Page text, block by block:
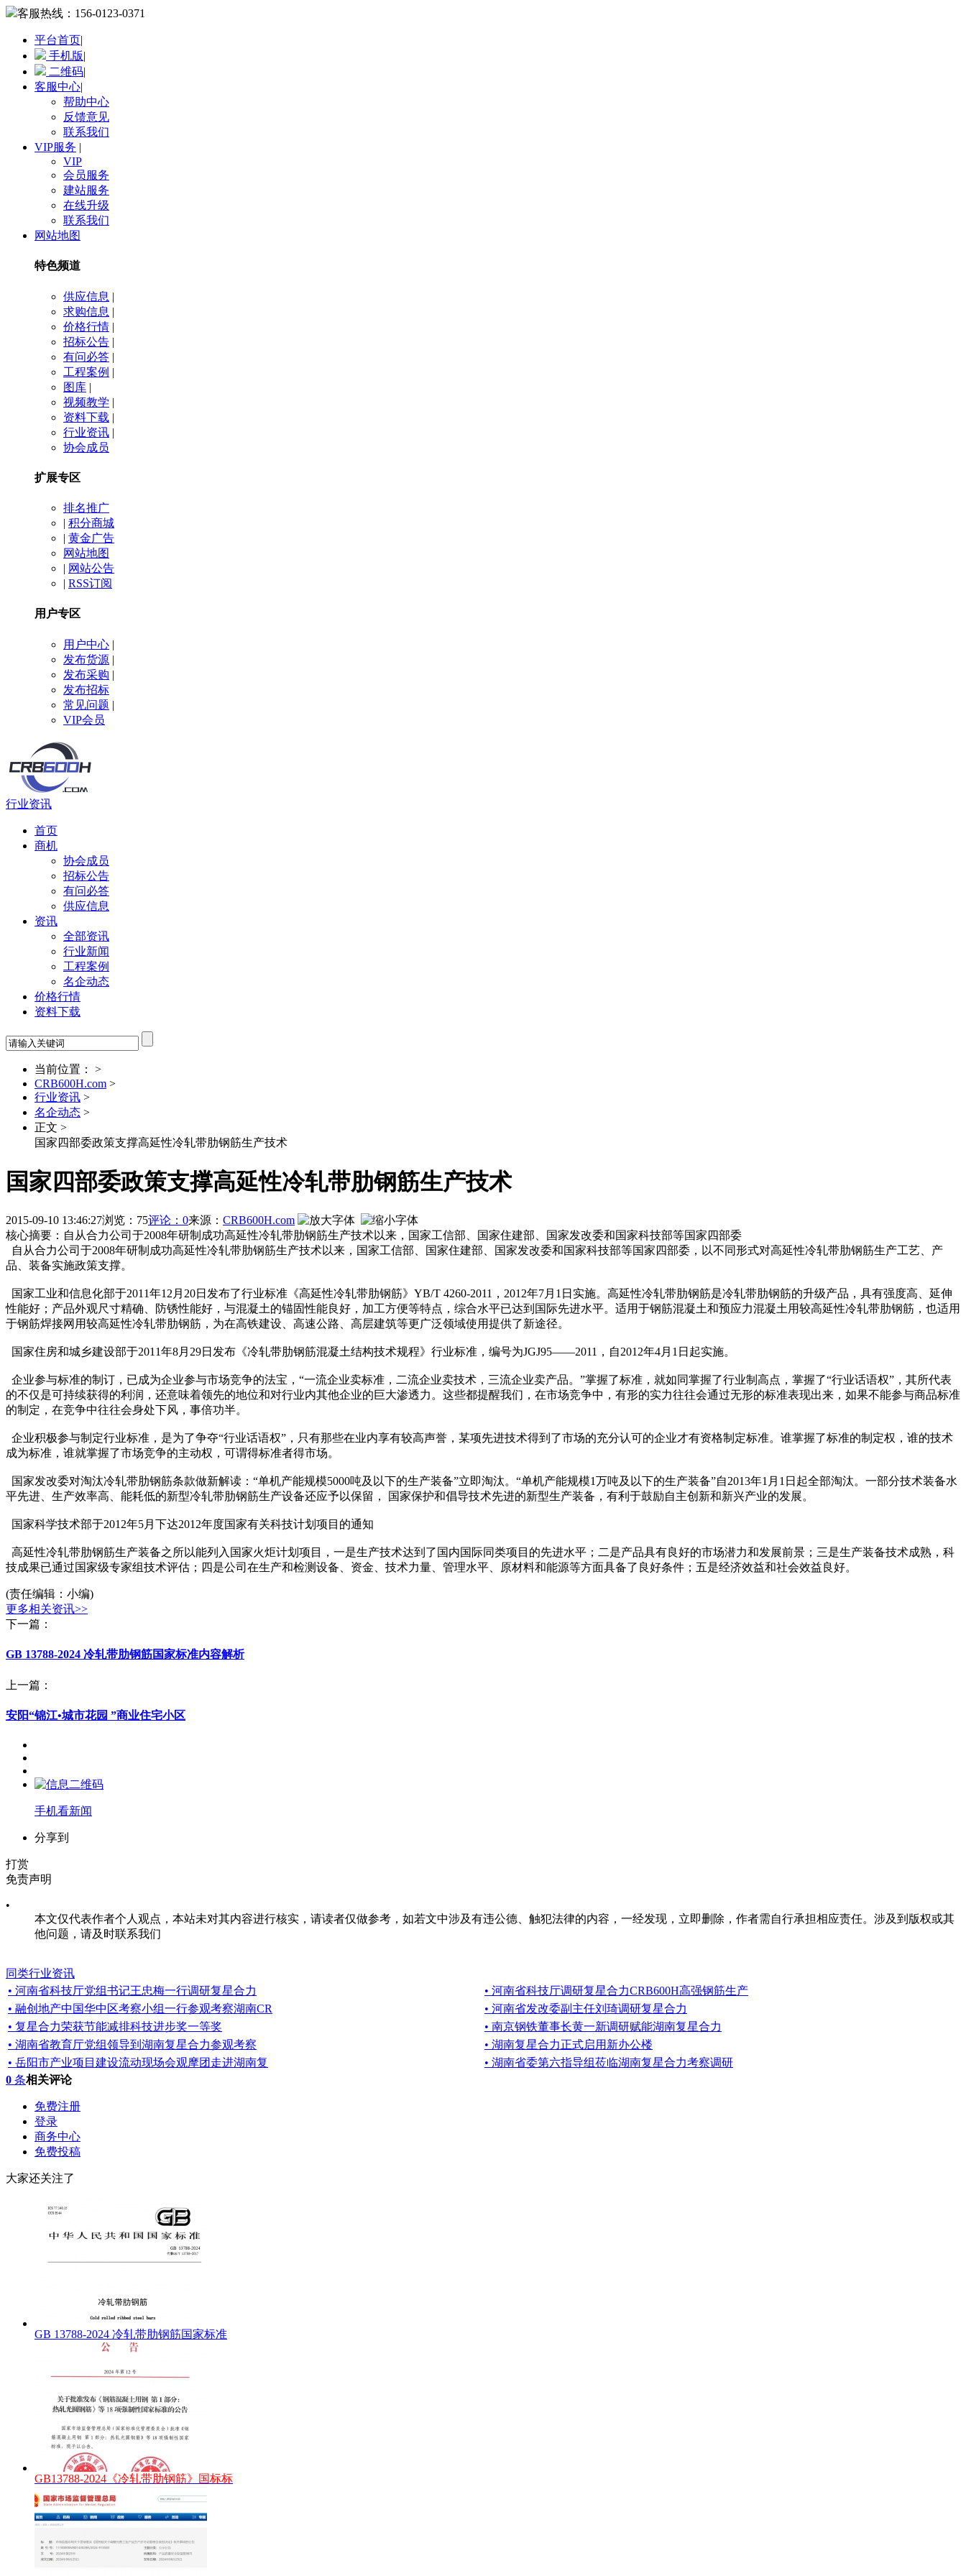
客服热线： 156-0123-0371
平台首页|
手机版|
二维码|
客服中心|
帮助中心
反馈意见
联系我们
VIP服务 |
VIP
会员服务
建站服务
在线升级
联系我们
网站地图
特色频道
供应信息 |
求购信息 |
价格行情 |
招标公告 |
有问必答 |
工程案例 |
图库 |
视频教学 |
资料下载 |
行业资讯 |
协会成员
扩展专区
排名推广
| 积分商城
| 黄金广告
网站地图
| 网站公告
| RSS订阅
用户专区
用户中心 |
发布货源 |
发布采购 |
发布招标
常见问题 |
VIP会员
行业资讯
首页
商机
协会成员
招标公告
有问必答
供应信息
资讯
全部资讯
行业新闻
工程案例
名企动态
价格行情
资料下载
当前位置： >
CRB600H.com >
行业资讯 >
名企动态 >
正文 >
国家四部委政策支撑高延性冷轧带肋钢筋生产技术
国家四部委政策支撑高延性冷轧带肋钢筋生产技术
2015-09-10 13:46:27浏览：75评论：0来源： CRB600H.com
核心摘要：自从合力公司于2008年研制成功高延性冷轧带肋钢筋生产技术以来，国家工信部、国家住建部、国家发改委和国家科技部等国家四部委
自从合力公司于2008年研制成功高延性冷轧带肋钢筋生产技术以来，国家工信部、国家住建部、国家发改委和国家科技部等国家四部委，以不同形式对高延性冷轧带肋钢筋生产工艺、产
品、装备实施政策支撑。
国家工业和信息化部于2011年12月20日发布了行业标准《高延性冷轧带肋钢筋》YB/T 4260-2011，2012年7月1日实施。高延性冷轧带肋钢筋是冷轧带肋钢筋的升级产品，具有强度高、延伸
性能好；产品外观尺寸精确、防锈性能好，与混凝土的锚固性能良好，加工方便等特点，综合水平已达到国际先进水平。适用于钢筋混凝土和预应力混凝土用较高延性冷轧带肋钢筋，也适用
于钢筋焊接网用较高延性冷轧带肋钢筋，为在高铁建设、高速公路、高层建筑等更广泛领域使用提供了新途径。
国家住房和城乡建设部于2011年8月29日发布《冷轧带肋钢筋混凝土结构技术规程》行业标准，编号为JGJ95——2011，自2012年4月1日起实施。
企业参与标准的制订，已成为企业参与市场竞争的法宝，“一流企业卖标准，二流企业卖技术，三流企业卖产品。”掌握了标准，就如同掌握了行业制高点，掌握了“行业话语权”，其所代表
的不仅是可持续获得的利润，还意味着领先的地位和对行业内其他企业的巨大渗透力。这些都提醒我们，在市场竞争中，有形的实力往往会通过无形的标准表现出来，如果不能参与商品标准
的制定，在竞争中往往会身处下风，事倍功半。
企业积极参与制定行业标准，是为了争夺“行业话语权”，只有那些在业内享有较高声誉，某项先进技术得到了市场的充分认可的企业才有资格制定标准。谁掌握了标准的制定权，谁的技术
成为标准，谁就掌握了市场竞争的主动权，可谓得标准者得市场。
国家发改委对淘汰冷轧带肋钢筋条款做新解读：“单机产能规模5000吨及以下的生产装备”立即淘汰。“单机产能规模1万吨及以下的生产装备”自2013年1月1日起全部淘汰。一部分技术装备水
平先进、生产效率高、能耗低的新型冷轧带肋钢筋生产设备还应予以保留， 国家保护和倡导技术先进的新型生产装备，有利于鼓励自主创新和新兴产业的发展。
国家科学技术部于2012年5月下达2012年度国家有关科技计划项目的通知
高延性冷轧带肋钢筋生产装备之所以能列入国家火炬计划项目，一是生产技术达到了国内国际同类项目的先进水平；二是产品具有良好的市场潜力和发展前景；三是生产装备技术成熟，科
技成果已通过国家级专家组技术评估；四是公司在生产和检测设备、资金、技术力量、管理水平、原材料和能源等方面具备了良好条件；五是经济效益和社会效益良好。
(责任编辑：小编)
更多相关资讯>>
下一篇：
GB 13788-2024 冷轧带肋钢筋国家标准内容解析
上一篇：
安阳“锦江•城市花园 ”商业住宅小区
手机看新闻
分享到
打赏
免责声明
•
本文仅代表作者个人观点，本站未对其内容进行核实，请读者仅做参考，如若文中涉及有违公德、触犯法律的内容，一经发现，立即删除，作者需自行承担相应责任。涉及到版权或其
他问题，请及时联系我们
同类行业资讯
• 河南省科技厅党组书记王忠梅一行调研复星合力
• 河南省科技厅调研复星合力CRB600H高强钢筋生产
• 融创地产中国华中区考察小组一行参观考察湖南CR
• 河南省发改委副主任刘琦调研复星合力
• 复星合力荣获节能减排科技进步奖一等奖
• 南京钢铁董事长黄一新调研赋能湖南复星合力
• 湖南省教育厅党组领导到湖南复星合力参观考察
• 湖南复星合力正式启用新办公楼
• 岳阳市产业项目建设流动现场会观摩团走进湖南复
• 湖南省委第六指导组莅临湖南复星合力考察调研
0 条相关评论
免费注册
登录
商务中心
免费投稿
大家还关注了
GB 13788-2024 冷轧带肋钢筋国家标准
GB13788-2024《冷轧带肋钢筋》国标标